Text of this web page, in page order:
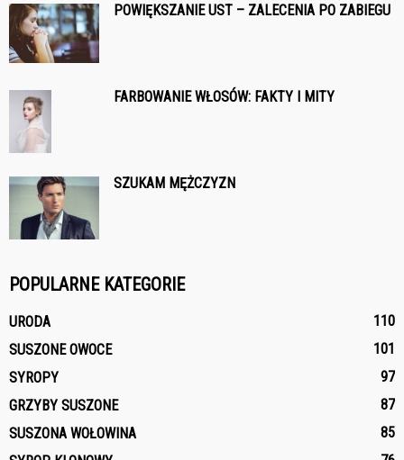
POWIĘKSZANIE UST – ZALECENIA PO ZABIEGU
FARBOWANIE WŁOSÓW: FAKTY I MITY
SZUKAM MĘŻCZYZN
POPULARNE KATEGORIE
URODA
110
SUSZONE OWOCE
101
SYROPY
97
GRZYBY SUSZONE
87
SUSZONA WOŁOWINA
85